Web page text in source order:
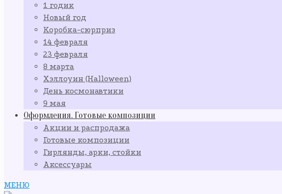
1 годик
Новый год
Коробка-сюрприз
14 февраля
23 февраля
8 марта
Хэллоуин (Halloween)
День космонавтики
9 мая
Оформления. Готовые композиции
Акции и распродажа
Готовые композиции
Гирлянды, арки, стойки
Аксессуары
МЕНЮ